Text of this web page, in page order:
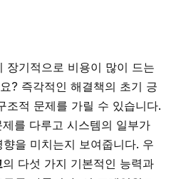
장기적으로 비용이 많이 드는
? 즉각적인 해결책의 초기 긍
조적 문제를 가릴 수 있습니다.
를 다루고 시스템의 일부가
을 미치는지 보여줍니다. 우
의 다섯 가지 기본적인 능력과